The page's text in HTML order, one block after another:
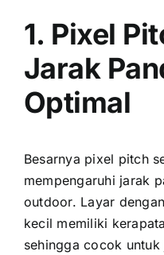
1. Pixel
Jarak
Optimal
Besarnya pixel pitch
mempengaruhi jarak
outdoor. Layar
kесіl memiliki
ѕеhіnggа cocok